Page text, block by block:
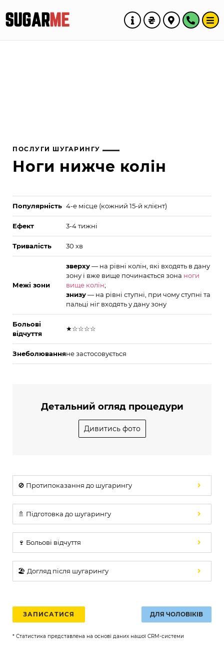
SUGARME
ПОСЛУГИ ШУГАРИНГУ
Ноги нижче колін
Популярність 4-е місце (кожний 15-й клієнт)
Ефект 3-4 тижні
Тривалість 30 хв
Межі зони
зверху— на рівні колін, які входять в дану
зону і вже вище починається зона ноги
вище колін;
знизу— на рівні ступні, при чому ступні та
пальці ніг входять у дану зону
Больові
відчуття
★☆☆☆☆
Знеболюванняне застосовується
Детальний огляд процедури
Дивитись фото
🚫 Протипоказання до шугарингу
🚿 Підготовка до шугарингу
🍷 Больові відчуття
🏖️ Догляд після шугарингу
ЗАПИСАТИСЯ ДЛЯ ЧОЛОВІКІВ
* Статистика представлена на основі даних нашої CRM-системи